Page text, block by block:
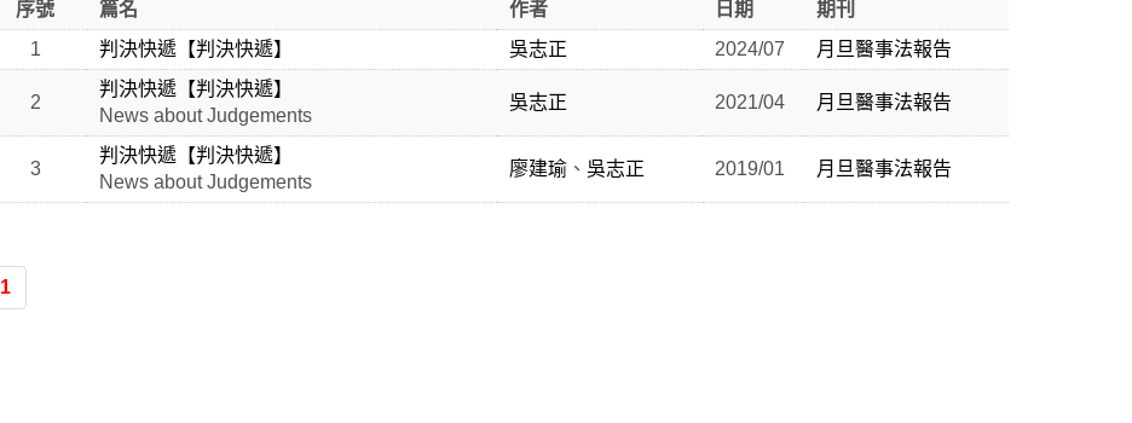
序號 篇名 作者 日期
期刊
1
判決快遞【判決快遞】 吳志正 2024/07 月旦醫事法報告
2
判決快遞【判決快遞】
News about Judgements
吳志正 2021/04 月旦醫事法報告
3
判決快遞【判決快遞】
News about Judgements
廖建瑜、 吳志正 2019/01 月旦醫事法報告
1